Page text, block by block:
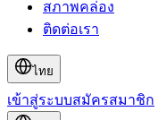
สภาพคล่อง
ติดต่อเรา
ไทย
เข้าสู่ระบบสมัครสมาชิก